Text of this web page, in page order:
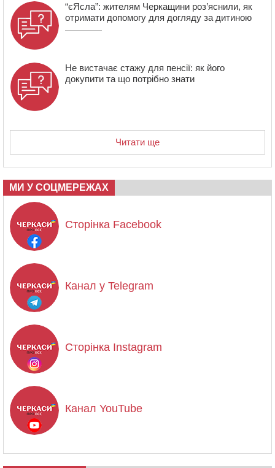
“єЯсла”: жителям Черкащини роз’яснили, як
отримати допомогу для догляду за дитиною
Не вистачає стажу для пенсії: як його
докупити та що потрібно знати
Читати ще
МИ У СОЦМЕРЕЖАХ
Сторінка Facebook
Канал у Telegram
Сторінка Instagram
Канал YouTube